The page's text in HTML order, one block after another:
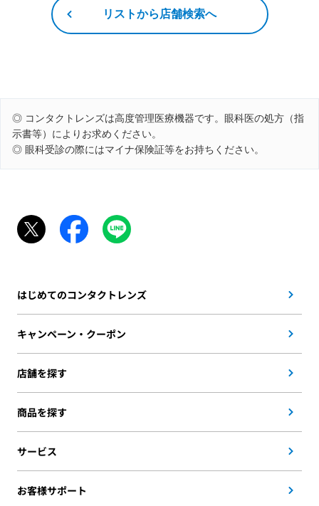
リストから店舗検索へ
◎ コンタクトレンズは高度管理医療機器です。眼科医の処方（指
示書等）によりお求めください。
◎ 眼科受診の際にはマイナ保険証等をお持ちください。
はじめてのコンタクトレンズ
キャンペーン・クーポン
店舗を探す
商品を探す
サービス
お客様サポート